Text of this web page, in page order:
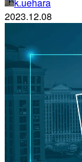
2023.12.08